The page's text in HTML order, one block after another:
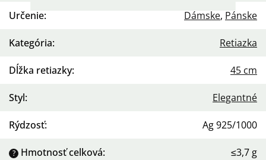
Určenie: Dámske, Pánske
Kategória: Retiazka
Dĺžka retiazky: 45 cm
Styl: Elegantné
Rýdzosť: Ag 925/1000
? Hmotnosť celková: ≤3,7 g